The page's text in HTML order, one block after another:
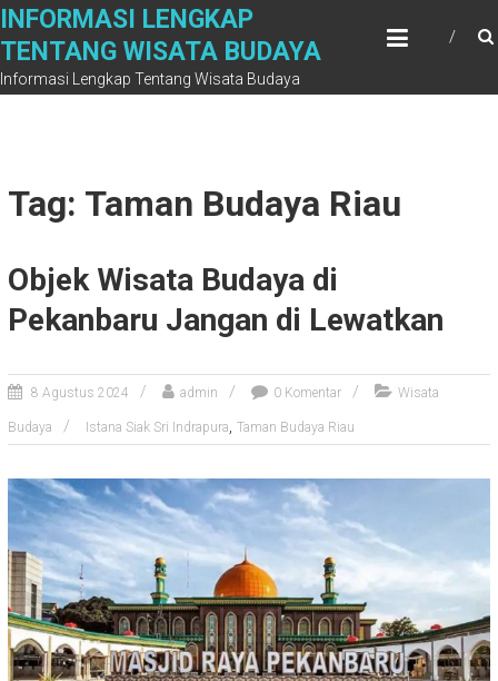
Skip
content
INFORMASI LENGKAP
TENTANG WISATA BUDAYA
Informasi Lengkap Tentang Wisata Budaya
Tag: Taman Budaya Riau
Objek Wisata Budaya di
Pekanbaru Jangan di Lewatkan
8 Agustus 2024 admin 0 Komentar Wisata
Budaya Istana Siak Sri Indrapura, Taman Budaya Riau